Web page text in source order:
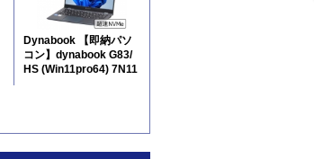
Dynabook 【即納パソ
コン】dynabook G83/
HS (Win11pro64) 7N11